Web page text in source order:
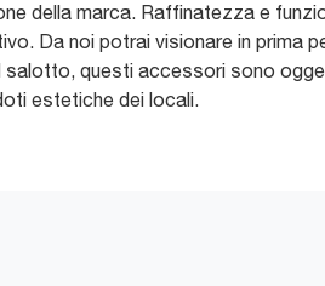
della marca. Raffinatezza e
Da noi potrai visionare in prima
questi accessori sono
estetiche dei locali.